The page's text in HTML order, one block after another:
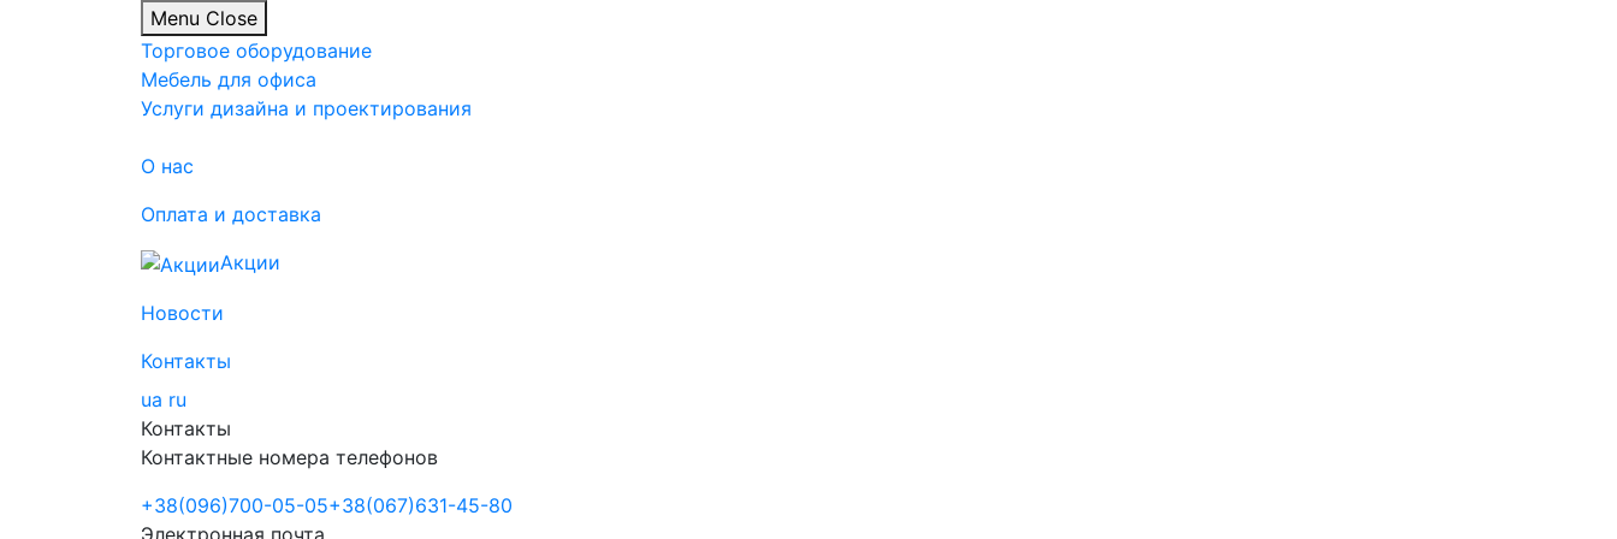
Menu Close
Торговое оборудование
Мебель для офиса
Услуги дизайна и проектирования
О нас
Оплата и доставка
Акции
Новости
Контакты
ua ru
Контакты
Контактные номера телефонов
+38(096)700-05-05+38(067)631-45-80
Электронная почта